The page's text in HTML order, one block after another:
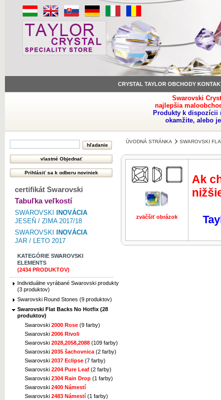
CRYSTAL TAYLOR OBCHODY
Swarovski
najlepšia
Produkty k dispozícii
okamžite, alebo
certifikát Swarovski
Tabuľka veľkostí
SWAROVSKI
INOVÁCIA
JESEŇ / ZIMA 2017/18
SWAROVSKI
INOVÁCIA
JAR / LETO 2017
KATEGÓRIE SWAROVSKI
ELEMENTS
(2434 PRODUKTOV)
Individuálne vyrábané Swarovski produkty
(3 produktov)
Swarovski Round Stones (9 produktov)
Swarovski Flat Backs No Hotfix (28
produktov)
Swarovski 2000 Rose (9 farby)
Swarovski 2006 Rivoli
Swarovski 2028,2058,2088 (109 farby)
Swarovski 2035 šachovnica (2 farby)
Swarovski 2037 Eclipse (7 farby)
Swarovski 2204 Pure Leaf (2 farby)
Swarovski 2304 Rain Drop (1 farby)
Swarovski 2400 Námestí
Swarovski 2483 Námestí (1 farby)
ÚVODNÁ STRÁNKA SWAROVSKI
zväčšiť obrázok zväčšiť
Ak